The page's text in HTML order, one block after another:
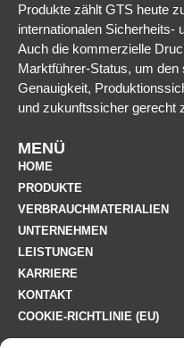
Produkte zählt GTS heute
internationalen Sicherheits-
Auch die kommerzielle
Marktführer-Status, um den
Genauigkeit,
und zukunftssicher gerecht
MENÜ
HOME
PRODUKTE
VERBRAUCHMATERIALIEN
UNTERNEHMEN
LEISTUNGEN
KARRIERE
KONTAKT
COOKIE-RICHTLINIE (EU)